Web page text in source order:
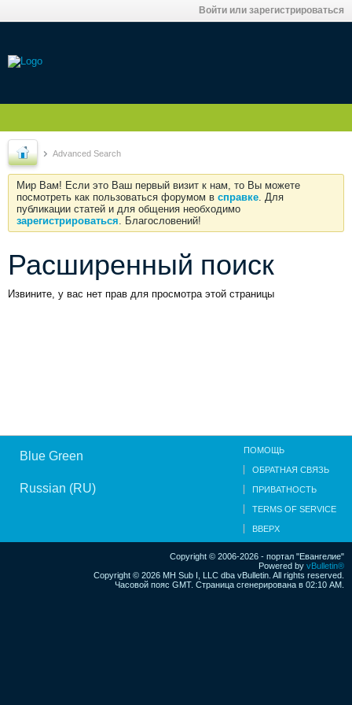
Войти или зарегистрироваться
Advanced Search
Мир Вам! Если это Ваш первый визит к нам, то Вы можете
посмотреть как пользоваться форумом в справке. Для
публикации статей и для общения необходимо
зарегистрироваться. Благословений!
Расширенный поиск
Извините, у вас нет прав для просмотра этой страницы
Blue Green
Russian (RU)
ПОМОЩЬ
ОБРАТНАЯ СВЯЗЬ
ПРИВАТНОСТЬ
TERMS OF SERVICE
ВВЕРХ
Copyright © 2006-2026 - портал "Евангелие"
Powered by vBulletin®
Copyright © 2026 MH Sub I, LLC dba vBulletin. All rights reserved.
Часовой пояс GMT. Страница сгенерирована в 02:10 AM.